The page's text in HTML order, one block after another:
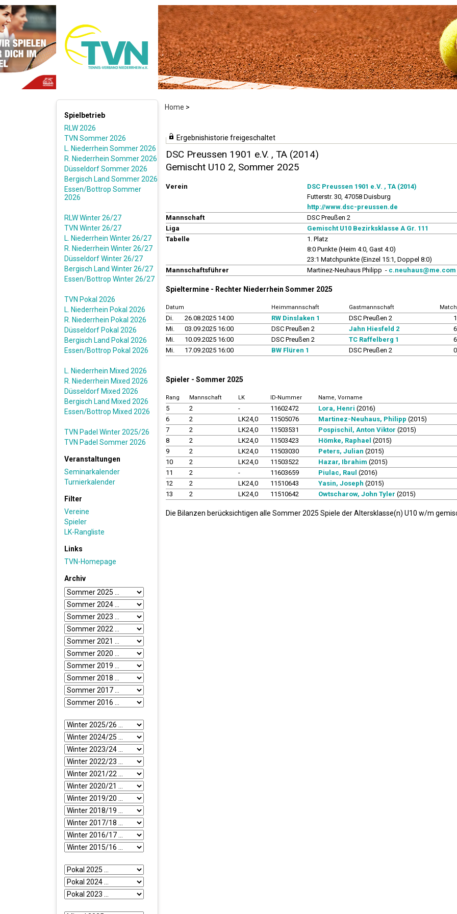
Home >
Spielbetrieb
RLW 2026
TVN Sommer 2026
L. Niederrhein Sommer 2026
R. Niederrhein Sommer 2026
Düsseldorf Sommer 2026
Bergisch Land Sommer 2026
Essen/Bottrop Sommer
2026
RLW Winter 26/27
TVN Winter 26/27
L. Niederrhein Winter 26/27
R. Niederrhein Winter 26/27
Düsseldorf Winter 26/27
Bergisch Land Winter 26/27
Essen/Bottrop Winter 26/27
TVN Pokal 2026
L. Niederrhein Pokal 2026
R. Niederrhein Pokal 2026
Düsseldorf Pokal 2026
Bergisch Land Pokal 2026
Essen/Bottrop Pokal 2026
L. Niederrhein Mixed 2026
R. Niederrhein Mixed 2026
Düsseldorf Mixed 2026
Bergisch Land Mixed 2026
Essen/Bottrop Mixed 2026
TVN Padel Winter 2025/26
TVN Padel Sommer 2026
Veranstaltungen
Seminarkalender
Turnierkalender
Filter
Vereine
Spieler
LK-Rangliste
Links
TVN-Homepage
Archiv
Ergebnishistorie freigeschaltet
DSC Preussen 1901 e.V. , TA (2014)
Gemischt U10 2, Sommer 2025
Verein
DSC Preussen 1901 e.V. , TA (2014)
Futterstr. 30, 47058 Duisburg
http://www.dsc-preussen.de
Mannschaft
DSC Preußen 2
Liga
Gemischt U10 Bezirksklasse A Gr. 111
Tabelle
1. Platz
8:0 Punkte (Heim 4:0, Gast 4:0)
23:1 Matchpunkte (Einzel 15:1, Doppel 8:0)
Mannschaftsführer
Martinez-Neuhaus Philipp - c.neuhaus@me.com
Spieltermine - Rechter Niederrhein Sommer 2025
Datum Heimmannschaft Gastmannschaft
Di. 26.08.2025 14:00 RW Dinslaken 1 DSC Preußen 2
Mi.
03.09.2025 16:00 DSC Preußen 2 Jahn Hiesfeld 2
Mi.
10.09.2025 16:00 DSC Preußen 2 TC Raffelberg 1
Mi.
17.09.2025 16:00 BW Flüren 1 DSC Preußen 2
Spieler - Sommer 2025
Rang Mannschaft LK ID-Nummer Name, Vorname
5 2 - 11602472 Lora, Henri (2016)
6
2 LK24,0 11505076 Martinez-Neuhaus, Philipp (2015)
7
2 LK24,0 11503531 Pospischil, Anton Viktor (2015)
8
2 LK24,0 11503423 Hömke, Raphael (2015)
9
2 LK24,0 11503030 Peters, Julian (2015)
10
2 LK24,0 11503522 Hazar, Ibrahim (2015)
11
2 - 11603659 Piulac, Raul (2016)
12
2 LK24,0 11510643 Yasin, Joseph (2015)
13
2 LK24,0 11510642 Owtscharow, John Tyler (2015)
Die Bilanzen berücksichtigen alle Sommer 2025 Spiele der Altersklasse(n) U10 w/m